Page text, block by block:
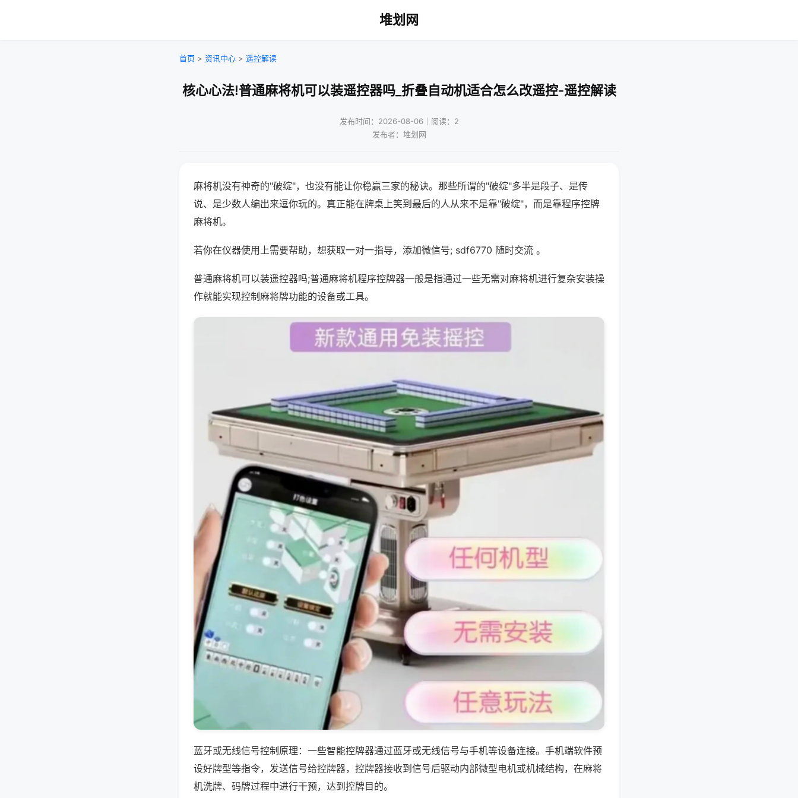
堆划网
首页 > 资讯中心 > 遥控解读
核心心法!普通麻将机可以装遥控器吗_折叠自动机适合怎么改遥控-遥控解读
发布时间：2026-08-06｜阅读：2
发布者：堆划网
麻将机没有神奇的"破绽"，也没有能让你稳赢三家的秘诀。那些所谓的"破绽"多半是段子、是传
说、是少数人编出来逗你玩的。真正能在牌桌上笑到最后的人从来不是靠"破绽"，而是靠程序控牌
麻将机。
若你在仪器使用上需要帮助，想获取一对一指导，添加微信号; sdf6770 随时交流 。
普通麻将机可以装遥控器吗;普通麻将机程序控牌器一般是指通过一些无需对麻将机进行复杂安装操
作就能实现控制麻将牌功能的设备或工具。
蓝牙或无线信号控制原理：一些智能控牌器通过蓝牙或无线信号与手机等设备连接。手机端软件预
设好牌型等指令，发送信号给控牌器，控牌器接收到信号后驱动内部微型电机或机械结构，在麻将
机洗牌、码牌过程中进行干预，达到控牌目的。